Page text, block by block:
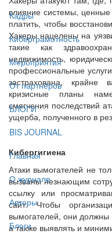
Кадры
Киберграмотность
Мероприятия
От партнёров
БЛОГИ
BIS JOURNAL
Главная
О журнале
Авторы
Блоги
влияние системы,
платить, чтобы
Хакеры нацелены на
такие как
недвижимость,
профессиональные
застрахована, крайне
кризисные планы
смягчения последствий
ущерба, полученного в
Кибергигиена
Атаки вымогателей не
вызваны незнающим
ссылку или
сайт. Чтобы
вымогателей, они должны
а также выявлять и